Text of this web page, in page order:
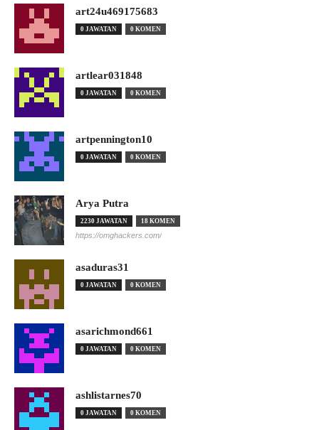
art24u469175683
0 JAWATAN 0 KOMEN
artlear031848
0 JAWATAN 0 KOMEN
artpennington10
0 JAWATAN 0 KOMEN
Arya Putra
2230 JAWATAN 18 KOMEN
https://omghackers.com/
asaduras31
0 JAWATAN 0 KOMEN
asarichmond661
0 JAWATAN 0 KOMEN
ashlistarnes70
0 JAWATAN 0 KOMEN